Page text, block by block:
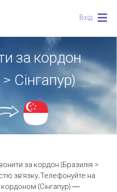
Вхід
за кордон
Сінгапур)
за кордон (Бразилія >
зв'язку.Телефонуйте на
(Сінгапур) —